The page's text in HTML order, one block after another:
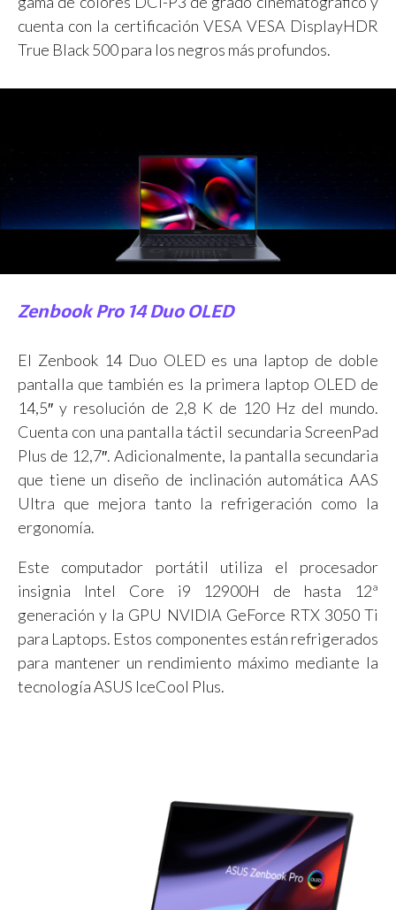
cuenta con la certificación VESA VESA DisplayHDR
True Black 500 para los negros más profundos.
Zenbook Pro 14 Duo OLED
El Zenbook 14 Duo OLED es una laptop de doble
pantalla que también es la primera laptop OLED de
14,5″ y resolución de 2,8 K de 120 Hz del mundo.
Cuenta con una pantalla táctil secundaria ScreenPad
Plus de 12,7″. Adicionalmente, la pantalla secundaria
que tiene un diseño de inclinación automática AAS
Ultra que mejora tanto la refrigeración como la
ergonomía.
Este computador portátil utiliza el procesador
insignia Intel Core i9 12900H de hasta 12ª
generación y la GPU NVIDIA GeForce RTX 3050 Ti
para Laptops. Estos componentes están refrigerados
para mantener un rendimiento máximo mediante la
tecnología ASUS IceCool Plus.